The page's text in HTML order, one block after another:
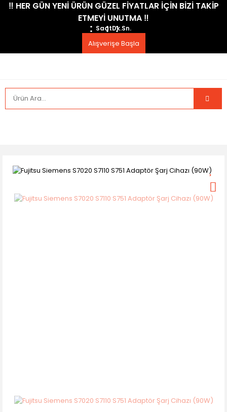
​‼️​ HER GÜN YENİ ÜRÜN GÜZEL FİYATLAR İÇİN BİZİ TAKİP
ETMEYİ UNUTMA ​‼️​
SaatDk.Sn.
Alışverişe Başla